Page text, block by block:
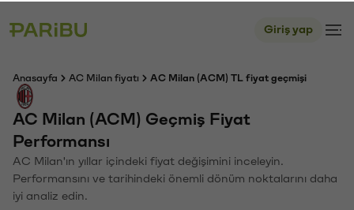
Giriş yap
Anasayfa AC Milan fiyatı AC Milan (ACM) TL fiyat geçmişi
AC Milan (ACM) Geçmiş Fiyat
Performansı
AC Milan'ın yıllar içindeki fiyat değişimini inceleyin.
Performansını ve tarihindeki önemli dönüm noktalarını daha
iyi analiz edin.